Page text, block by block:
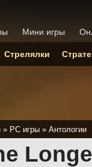
» PC игры » Антологии
Мини игры
Стрелялки